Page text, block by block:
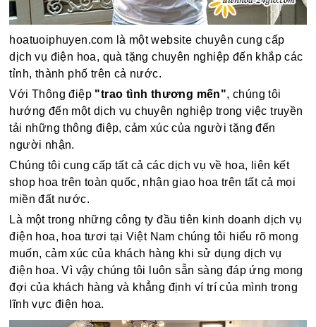
hoatuoiphuyen.com là một website chuyên cung cấp
dịch vụ điện hoa, quà tặng chuyên nghiệp đến khắp các
tỉnh, thành phố trên cả nước.
Với Thông điệp "trao tình thương mến", chúng tôi
hướng đến một dịch vụ chuyên nghiệp trong việc truyền
tải những thông điệp, cảm xúc của người tặng đến
người nhận.
Chúng tôi cung cấp tất cả các dịch vụ về hoa, liên kết
shop hoa trên toàn quốc, nhận giao hoa trên tất cả mọi
miền đất nước.
Là một trong những công ty đầu tiên kinh doanh dịch vụ
điện hoa, hoa tươi tại Việt Nam chúng tôi hiểu rõ mong
muốn, cảm xúc của khách hàng khi sử dụng dịch vụ
điện hoa. Vì vậy chúng tôi luôn sẵn sàng đáp ứng mong
đợi của khách hàng và khẳng định ví trí của mình trong
lĩnh vực điện hoa.